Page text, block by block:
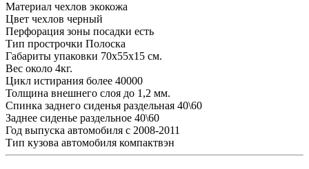
Материал чехлов экокожа
Цвет чехлов черный
Перфорация зоны посадки есть
Тип прострочки Полоска
Габариты упаковки 70х55х15 см.
Вес около 4кг.
Цикл истирания более 40000
Толщина внешнего слоя до 1,2 мм.
Спинка заднего сиденья раздельная 40\60
Заднее сиденье раздельное 40\60
Год выпуска автомобиля с 2008-2011
Тип кузова автомобиля компактвэн